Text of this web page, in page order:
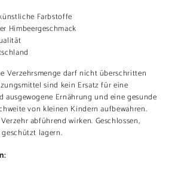
Farbstoffe
Himbeergeschmack
Verzehrsmenge darf nicht überschritten
sind kein Ersatz für eine
ausgewogene Ernährung und eine gesunde
von kleinen Kindern aufbewahren.
abführend wirken. Geschlossen,
lagern.